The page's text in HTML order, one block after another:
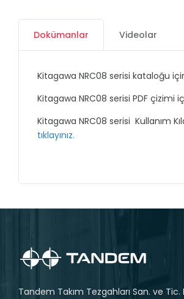
Dokümanlar Videolar
Kitagawa NRC08 serisi kataloğu
Kitagawa NRC08 serisi PDF çizimi
Kitagawa NRC08 serisi Kullanım
tıklayınız.
Tandem Takım Tezgahları San. ve Tic.